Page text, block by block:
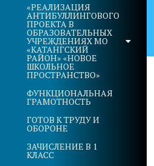
«РЕАЛИЗАЦИЯ
АНТИБУЛЛИНГОВОГО
ПРОЕКТА В
ОБРАЗОВАТЕЛЬНЫХ
УЧРЕЖДЕНИЯХ МО
«КАТАНГСКИЙ
РАЙОН» «НОВОЕ
ШКОЛЬНОЕ
ПРОСТРАНСТВО»
ФУНКЦИОНАЛЬНАЯ
ГРАМОТНОСТЬ
ГОТОВ К ТРУДУ И
ОБОРОНЕ
ЗАЧИСЛЕНИЕ В 1
КЛАСС